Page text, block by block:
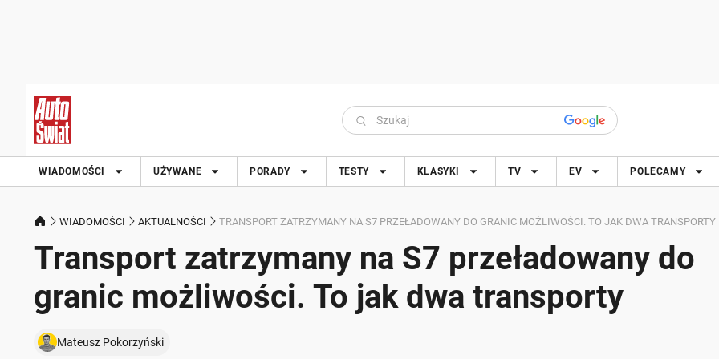
WIADOMOŚCI UŻYWANE PORADY TESTY KLASYKI TV EV POLECAMY
WIADOMOŚCI AKTUALNOŚCI TRANSPORT ZATRZYMANY NA S7 PRZEŁADOWANY DO GRANIC MOŻLIWOŚCI. TO JAK DWA TRANSPORTY
Transport zatrzymany na S7 przeładowany do
granic możliwości. To jak dwa transporty
Mateusz Pokorzyński